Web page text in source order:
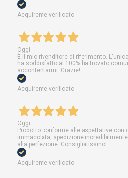
Acquirente verificato
Oggi
È il mio rivenditore di riferimento.
ha soddisfatto al 100% ha trovato
accontentarmi. Grazie!
Acquirente verificato
Oggi
Prodotto conforme alle aspettative con
immacolata, spedizione
alla perfezione. Consigliatissino!
Acquirente verificato